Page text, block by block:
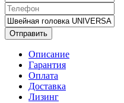
Отправить
Описание
Гарантия
Оплата
Доставка
Лизинг